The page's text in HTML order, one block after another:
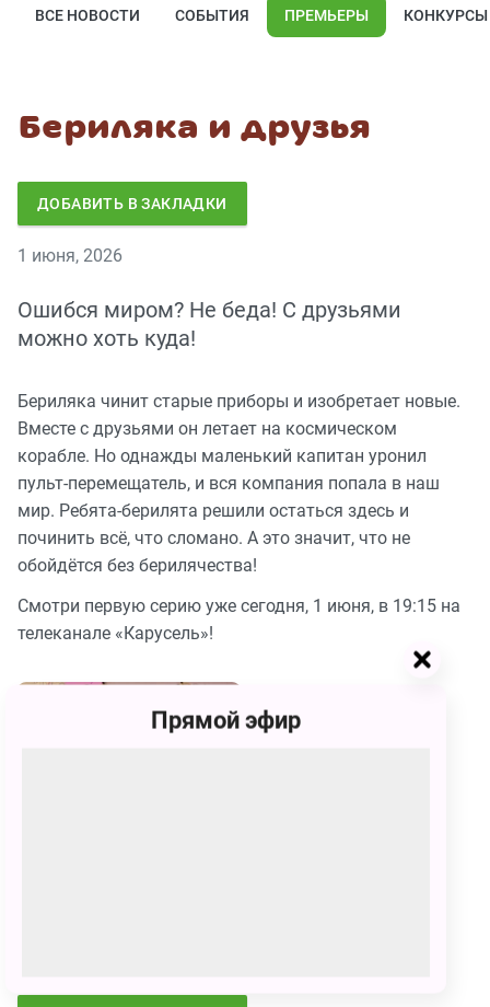
ВСЕ НОВОСТИ СОБЫТИЯ ПРЕМЬЕРЫ КОНКУРСЫ
Бериляка и друзья
ДОБАВИТЬ В ЗАКЛАДКИ
1 июня, 2026
Ошибся миром? Не беда! С друзьями
можно хоть куда!
Бериляка чинит старые приборы и изобретает новые.
Вместе с друзьями он летает на космическом
корабле. Но однажды маленький капитан уронил
пульт-перемещатель, и вся компания попала в наш
мир. Ребята-берилята решили остаться здесь и
починить всё, что сломано. А это значит, что не
обойдётся без берилячества!
Смотри первую серию уже сегодня, 1 июня, в 19:15 на
телеканале «Карусель»!
Прямой эфир